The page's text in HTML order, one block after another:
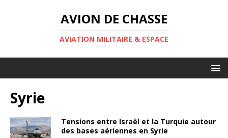
AVION DE CHASSE
AVIATION MILITAIRE & ESPACE
Syrie
Tensions entre Israël et la Turquie autour
des bases aériennes en Syrie